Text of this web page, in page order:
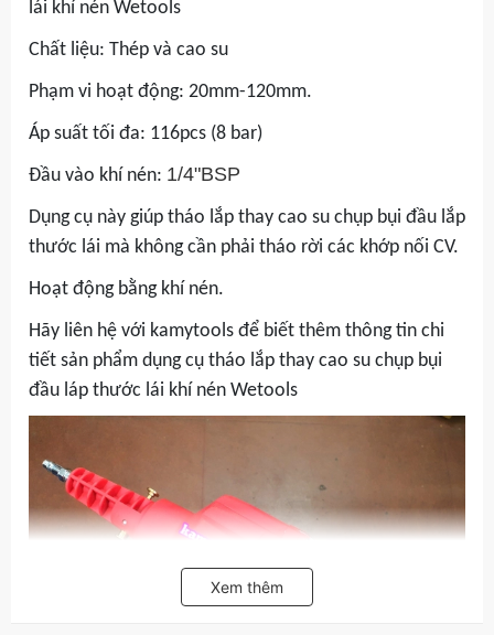
lái khí nén Wetools
Chất liệu: Thép và cao su
Phạm vi hoạt động: 20mm-120mm.
Áp suất tối đa: 116pcs (8 bar)
Đầu vào khí nén: 1/4"BSP
Dụng cụ này giúp tháo lắp thay cao su chụp bụi đầu lắp
thước lái mà không cần phải tháo rời các khớp nối CV.
Hoạt động bằng khí nén.
Hãy liên hệ với kamytools để biết thêm thông tin chi
tiết sản phẩm dụng cụ tháo lắp thay cao su chụp bụi
đầu láp thước lái khí nén Wetools
Xem thêm